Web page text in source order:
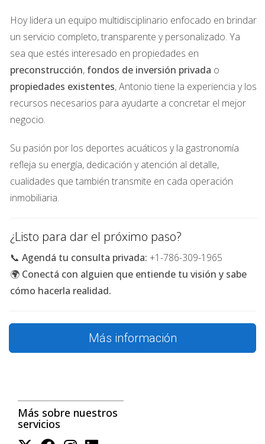
Demanda de alquiler a corto y largo plazo
¿Otras zonas emergentes con potencial?
Edgewater: zona costera en crecimiento, cerca de
Wynwood y Midtown
Little River / Upper East Side: barrios con renovación
urbana y precios accesibles
Miami Shores : residencial, tranquilo y con buen acceso a
escuelas
Conclusión
Miami ofrece múltiples opciones seguras y con alta plusvalía
inversión. Evaluar factores como seguridad, demanda de
¿Quieres ayuda para elegir la mejor zona según tu perfil de
inversión?
Soy Antonio Aguirre, Realtor® especializado en inversiones
Hoy lidera un equipo multidisciplinario enfocado en brindar
un servicio completo, transparente y personalizado. Ya
sea que estés interesado en propiedades en
preconstrucción, fondos de inversión privada o
propiedades existentes, Antonio tiene la experiencia y los
recursos necesarios para ayudarte a concretar el mejor
negocio.
Su pasión por los deportes acuáticos y la gastronomía
refleja su energía, dedicación y atención al detalle,
cualidades que también transmite en cada operación
inmobiliaria.
¿Listo para dar el próximo paso?
📞 Agendá tu consulta privada: +1-786-309-1965
🌍 Conectá con alguien que entiende tu visión y sabe
cómo hacerla realidad.
Más información
Más sobre nuestros
servicios